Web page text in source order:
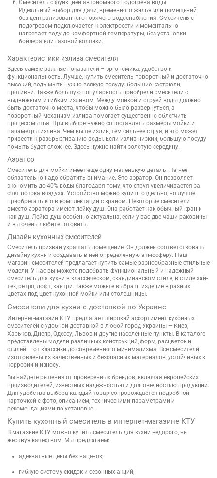
Смеситель с функцией автономного подогрева воды
Идеальный выбор для дачи, временного жилья или помещений
без централизованного горячего водоснабжения. Смеситель с
подогревом подключается к электросети и моментально
нагревает воду до комфортной температуры, без установки
бойлера или газовой колонки.
Характеристики излива смесителя
Здесь самые важные показатели – эргономика, удобство и
функциональность. Лучше, купить смеситель поворотный и достаточно
высокий, ведь мыть нужно всякую посуду: большие кастрюли,
противни. Также большую популярность приобрели смесители с
выдвижным и гибким изливом. Между мойкой и струей воды должно
быть достаточно места, чтобы можно было развернуться, а
поворотный механизм излива помогает существенно облегчить
процесс мытья. При выборе нужно сопоставлять размеры мойки и
параметры излива. Чем выше излив, тем сильнее струя, и это может
привести к разбрызгиванию воды. Если излив низкий, большую посуду
помыть будет сложнее. Здесь нужно найти золотую середину.
Аэратор
Смеситель для мойки имеет еще одну маленькую деталь. На нее
обязательно надо обратить внимание. Это аэратор. Он позволяет
экономить до 40% воды благодаря тому, что струя увеличивается за
счет потока воздуха. Устройство можно купить отдельно, но лучше
приобретать его в комплектации с краном. Некоторые смесители
вместо аэратора имеют лейку-душ. Она работает как обычный кран и
как душ. Лейка-душ особенно актуальна, если у вас две чаши раковины
и вы очень любите готовить.
Дизайн кухонных смесителей
Смеситель призван украшать помещение. Он должен соответствовать
дизайну кухни и создавать в ней определенную атмосферу. Наш
магазин смесителей предлагает купить самые разнообразные стильные
модели. У нас вы можете подобрать функциональный и надежный
смеситель для кухни в классическом, скандинавском стиле, в стиле хай-
тек, ретро, лофт, кантри. Также можете выбрать изделие в разных
цветах под цвет кухонной мойки или столешницы.
Смесители для кухни с доставкой по Украине
Интернет-магазин КТУ предлагает широкий ассортимент кухонных
смесителей с удобной доставкой в любой город Украины — Киев,
Харьков, Днепр, Одессу, Львов и другие населенные пункты. В каталоге
представлены модели различных конструкций, форм, расцветок и
стилей — от классики до современного минимализма. Все смесители
изготовлены из качественных и безопасных материалов, устойчивых к
коррозии и износу.
Вы найдете решения от проверенных брендов, включая европейских
производителей, известных надежностью и долговечностью продукции.
Для удобства выбора каждый товар сопровождается подробной
карточкой с фото, описанием, техническими параметрами и
рекомендациями по установке.
Купить кухонный смеситель в интернет-магазине КТУ
В магазине КТУ можно купить смеситель для кухни недорого, не
жертвуя качеством. Мы предлагаем:
адекватные цены без наценок;
гибкую систему скидок и сезонных акций;